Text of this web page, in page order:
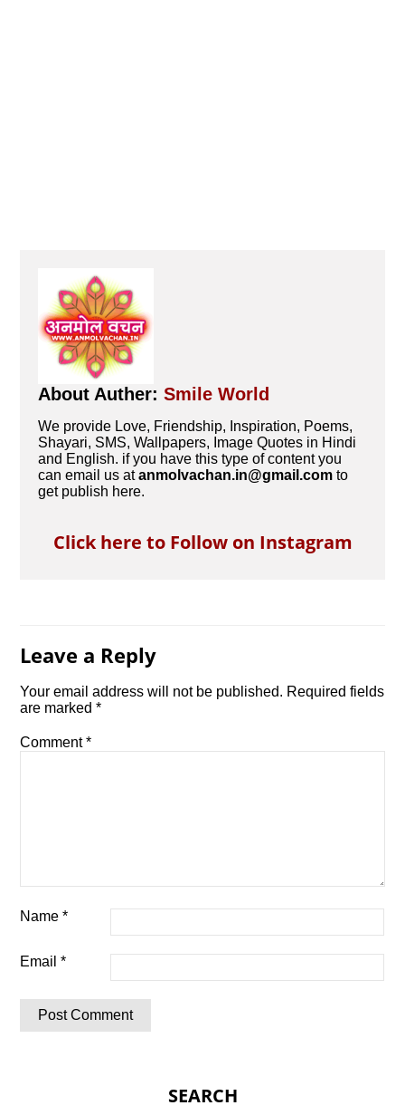
About Auther:Smile World
We provide Love, Friendship, Inspiration, Poems,
Shayari, SMS, Wallpapers, Image Quotes in Hindi
and English. if you have this type of content you
can email us atanmolvachan.in@gmail.com to
get publish here.
Click here to Follow on Instagram
Leave a Reply
Your email address will not be published. Required fields
are marked*
Comment*
Name*
Email*
SEARCH